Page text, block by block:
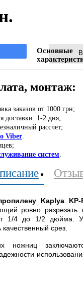
Основные
монтаж:
заказов от 1000 грн;
доставки: 1-2 дня;
рассчет;
Viber
систем
Kaplya KP-
ровно разрезать
1/4 до 1/2 дюйма.
срез.
ножниц